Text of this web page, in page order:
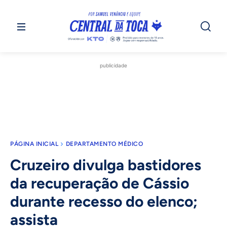
publicidade
PÁGINA INICIAL DEPARTAMENTO MÉDICO
Cruzeiro divulga bastidores
da recuperação de Cássio
durante recesso do elenco;
assista